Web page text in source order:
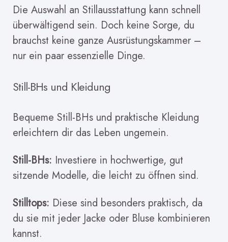
Die Auswahl an Stillausstattung kann schnell
überwältigend sein. Doch keine Sorge, du
brauchst keine ganze Ausrüstungskammer –
nur ein paar essenzielle Dinge.
Still-BHs und Kleidung
Bequeme Still-BHs und praktische Kleidung
erleichtern dir das Leben ungemein.
Still-BHs: Investiere in hochwertige, gut
sitzende Modelle, die leicht zu öffnen sind.
Stilltops: Diese sind besonders praktisch, da
du sie mit jeder Jacke oder Bluse kombinieren
kannst.